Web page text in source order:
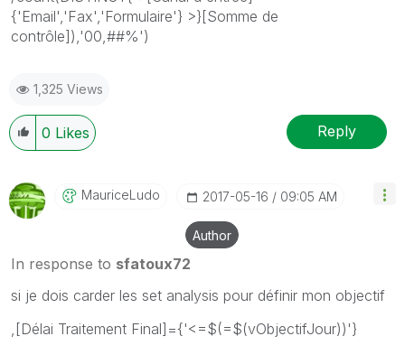
{'Email','Fax','Formulaire'} >}[Somme de
contrôle]),'00,##%')
1,325 Views
0 Likes Reply
MauriceLudo ‎2017-05-16 09:05 AM
Author
In response to sfatoux72
si je dois carder les set analysis pour définir mon objectif
,[Délai Traitement Final]={'<=$(=$(vObjectifJour))'}